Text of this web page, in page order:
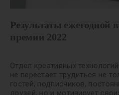
Результаты ежегодной
премии 2022
Отдел креативных
не перестает трудиться не
гостей, подписчиков,
друзей, но и мотивирует